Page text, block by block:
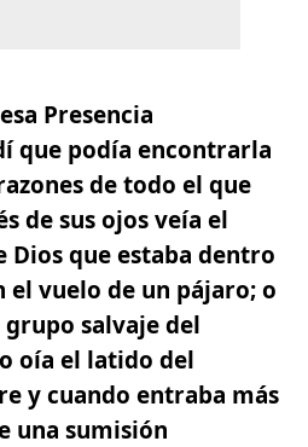
Presencia
que podía encontrarla
de todo el que
de sus ojos veía el
que estaba dentro
el vuelo de un pájaro; o
salvaje del
oía el latido del
y cuando entraba más
una sumisión